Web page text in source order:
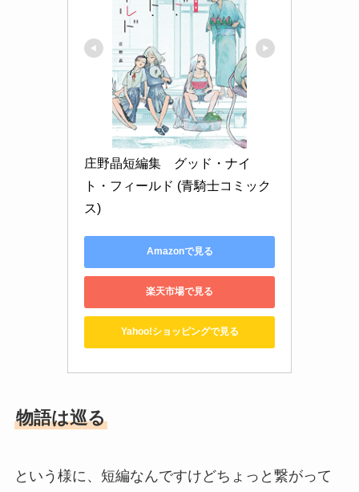
庄野晶短編集　グッド・ナイ
ト・フィールド (青騎士コミック
ス)
Amazonで見る
楽天市場で見る
Yahoo!ショッピングで見る
物語は巡る
という様に、短編なんですけどちょっと繋がって